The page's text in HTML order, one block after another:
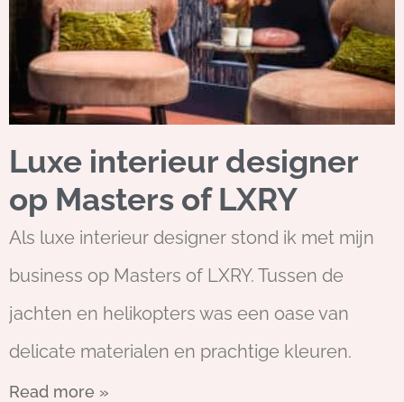
Luxe interieur designer
op Masters of LXRY
Als luxe interieur designer stond ik met mijn
business op Masters of LXRY. Tussen de
jachten en helikopters was een oase van
delicate materialen en prachtige kleuren.
Read more »